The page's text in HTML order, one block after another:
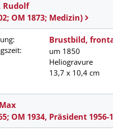
Rudolf
OM 1873; Medizin)
Brustbild,
um 1850
Heliogravure
13,7 x 10,4 cm
OM 1934, Präsident 1956-